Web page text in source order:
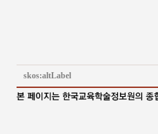
skos:altLabel